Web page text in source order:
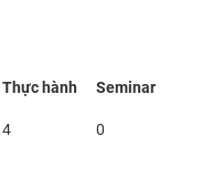
Thực hành Seminar
4 0